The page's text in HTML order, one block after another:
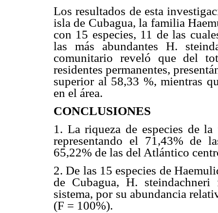
Los resultados de esta
isla de Cubagua, la familia
con 15 especies, 11 de las
las más abundantes H.
comunitario reveló que del
residentes permanentes,
superior al 58,33 %, mientras
en el área.
CONCLUSIONES
1. La riqueza de especies de
representando el 71,43% de
65,22% de las del Atlántico
2. De las 15 especies de
de Cubagua, H.
sistema, por su abundancia
(F = 100%).